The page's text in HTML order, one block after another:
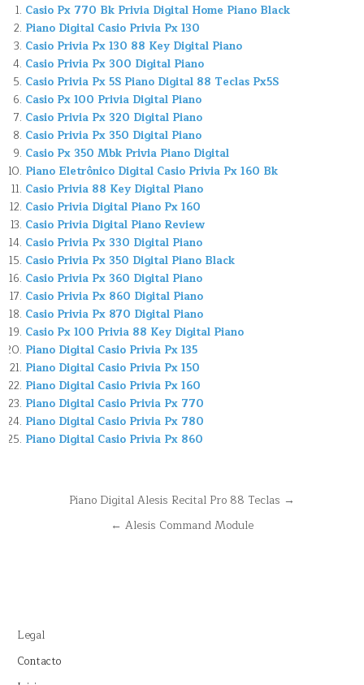
Casio Px 770 Bk Privia Digital Home Piano Black
Piano Digital Casio Privia Px 130
Casio Privia Px 130 88 Key Digital Piano
Casio Privia Px 300 Digital Piano
Casio Privia Px 5S Piano Digital 88 Teclas Px5S
Casio Px 100 Privia Digital Piano
Casio Privia Px 320 Digital Piano
Casio Privia Px 350 Digital Piano
Casio Px 350 Mbk Privia Piano Digital
Piano Eletrônico Digital Casio Privia Px 160 Bk
Casio Privia 88 Key Digital Piano
Casio Privia Digital Piano Px 160
Casio Privia Digital Piano Review
Casio Privia Px 330 Digital Piano
Casio Privia Px 350 Digital Piano Black
Casio Privia Px 360 Digital Piano
Casio Privia Px 860 Digital Piano
Casio Privia Px 870 Digital Piano
Casio Px 100 Privia 88 Key Digital Piano
Piano Digital Casio Privia Px 135
Piano Digital Casio Privia Px 150
Piano Digital Casio Privia Px 160
Piano Digital Casio Privia Px 770
Piano Digital Casio Privia Px 780
Piano Digital Casio Privia Px 860
Navegación
Piano Digital Alesis Recital Pro 88 Teclas →
← Alesis Command Module
Legal
Contacto